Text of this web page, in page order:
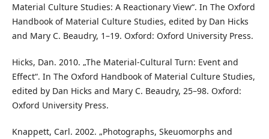
Material Culture Studies: A Reactionary View“. In The Oxford
Handbook of Material Culture Studies, edited by Dan Hicks
and Mary C. Beaudry, 1–19. Oxford: Oxford University Press.
Hicks, Dan. 2010. „The Material-Cultural Turn: Event and
Effect“. In The Oxford Handbook of Material Culture Studies,
edited by Dan Hicks and Mary C. Beaudry, 25–98. Oxford:
Oxford University Press.
Knappett, Carl. 2002. „Photographs, Skeuomorphs and